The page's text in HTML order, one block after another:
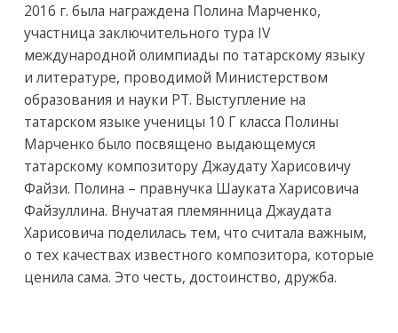
2016 г. была награждена Полина Марченко,
участница заключительного тура IV
международной олимпиады по татарскому языку
и литературе, проводимой Министерством
образования и науки РТ. Выступление на
татарском языке ученицы 10 Г класса Полины
Марченко было посвящено выдающемуся
татарскому композитору Джаудату Харисовичу
Файзи. Полина – правнучка Шауката Харисовича
Файзуллина. Внучатая племянница Джаудата
Харисовича поделилась тем, что считала важным,
о тех качествах известного композитора, которые
ценила сама. Это честь, достоинство, дружба.